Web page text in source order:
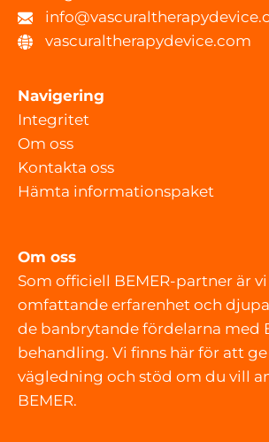
vascuraltherapydevice.com
Navigering
Integritet
Om oss
Kontakta oss
Hämta informationspaket
Om oss
Som officiell BEMER-partner är
omfattande erfarenhet och
de banbrytande fördelarna med
behandling. Vi finns här för att
vägledning och stöd om du vill
BEMER.